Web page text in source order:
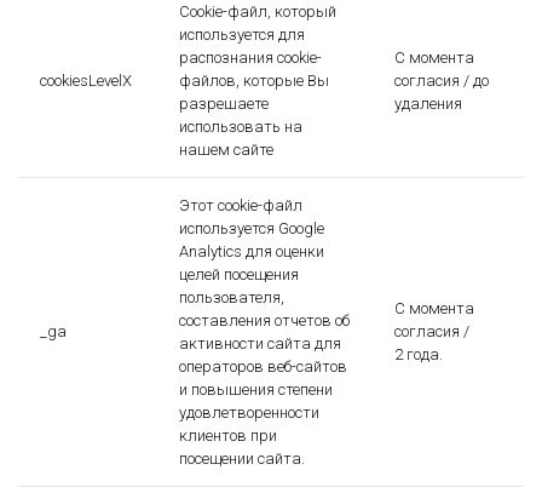
cookiesLevelX
Cookie-файл, который
используется для
распознания cookie-
файлов, которые Вы
разрешаете
использовать на
нашем сайте
С момента
согласия / до
удаления
_ga
Этот cookie-файл
используется Google
Analytics для оценки
целей посещения
пользователя,
составления отчетов об
активности сайта для
операторов веб-сайтов
и повышения степени
удовлетворенности
клиентов при
посещении сайта.
С момента
согласия /
2 года.